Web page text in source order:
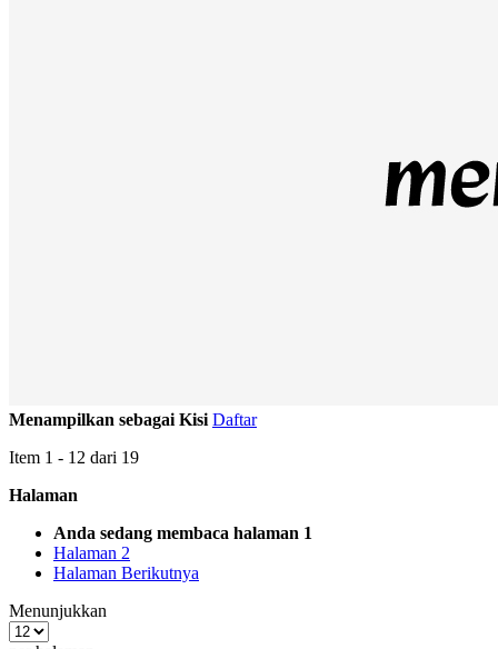
Menampilkan sebagai Kisi Daftar
Item 1 - 12 dari 19
Halaman
Anda sedang membaca halaman 1
Halaman 2
Halaman Berikutnya
Menunjukkan